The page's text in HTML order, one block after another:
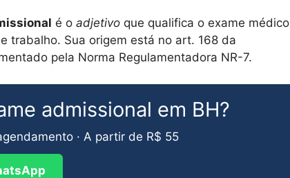
é o adjetivo que qualifica o exame médico
trabalho. Sua origem está no art. 168 da
pela Norma Regulamentadora NR-7.
admissional em BH?
· A partir de R$ 55